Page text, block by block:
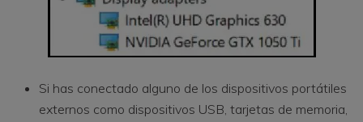
Si has conectado alguno de los dispositivos portátiles
externos como dispositivos USB, tarjetas de memoria,